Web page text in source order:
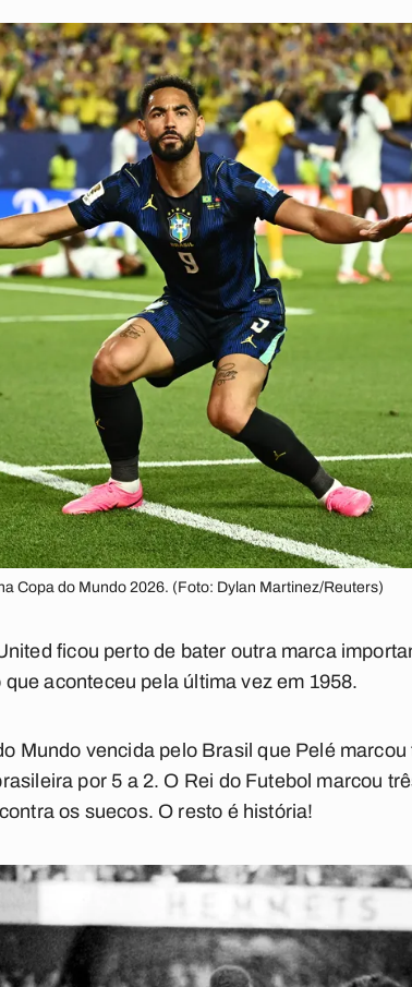
Copa do Mundo 2026. (Foto: Dylan Martinez/Reuters)
ficou perto de bater outra marca
aconteceu pela última vez em 1958.
Mundo vencida pelo Brasil que Pelé
por 5 a 2. O Rei do Futebol marcou
os suecos. O resto é história!